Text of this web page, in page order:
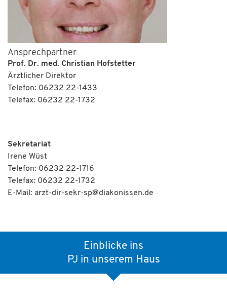
Ansprechpartner
Prof. Dr. med. Christian Hofstetter
Ärztlicher Direktor
Telefon: 06232 22-1433
Telefax: 06232 22-1732
Sekretariat
Irene Wüst
Telefon: 06232 22-1716
Telefax: 06232 22-1732
E-Mail: arzt-dir-sekr-sp@diakonissen.de
Einblicke ins
PJ in unserem Haus